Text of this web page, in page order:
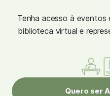
Tenha acesso à eventos
biblioteca virtual e
Quero ser